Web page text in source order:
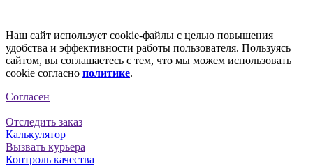
Наш сайт использует cookie-файлы с целью повышения
удобства и эффективности работы пользователя. Пользуясь
сайтом, вы соглашаетесь с тем, что мы можем использовать
cookie согласно политике.
Согласен
Отследить заказ
Калькулятор
Вызвать курьера
Контроль качества